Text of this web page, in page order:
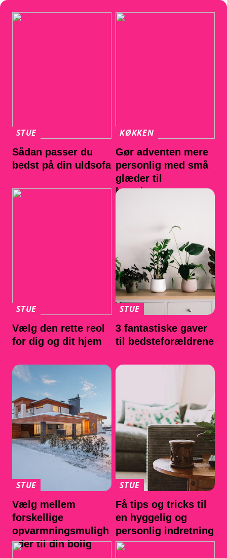
STUE
Sådan passer du
bedst på din uldsofa
KØKKEN
Gør adventen mere
personlig med små
glæder til
hverdagen
STUE
Vælg den rette reol
for dig og dit hjem
STUE
3 fantastiske gaver
til bedsteforældrene
STUE
Vælg mellem
forskellige
opvarmningsmuligh
eder til din bolig
STUE
Få tips og tricks til
en hyggelig og
personlig indretning